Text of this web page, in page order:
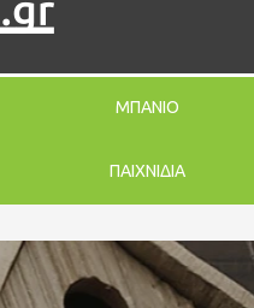
ΜΠΑΝΙΟ
ΠΑΙΧΝΙΔΙΑ